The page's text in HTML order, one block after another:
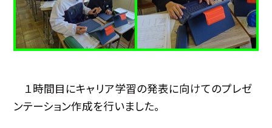
１時間目にキャリア学習の発表に向けてのプレゼ
ンテーション作成を行いました。